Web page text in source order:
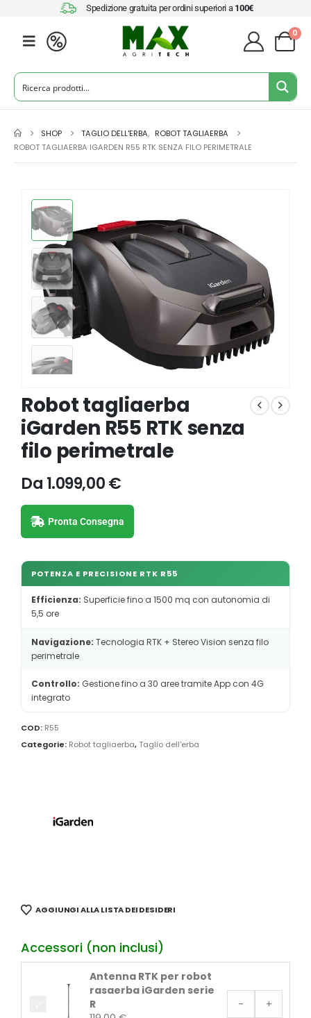
Spedizione gratuita per ordini superiori a 100€
0
SHOP TAGLIO DELL'ERBA, ROBOT TAGLIAERBA
ROBOT TAGLIAERBA IGARDEN R55 RTK SENZA FILO PERIMETRALE
Robot tagliaerba
iGarden R55 RTK senza
filo perimetrale
Da 1.099,00€
Pronta Consegna
POTENZA E PRECISIONE RTK R55
Efficienza: Superficie fino a 1500 mq con autonomia di
5,5 ore
Navigazione: Tecnologia RTK + Stereo Vision senza filo
perimetrale
Controllo: Gestione fino a 30 aree tramite App con 4G
integrato
COD: R55
Categorie: Robot tagliaerba,Taglio dell'erba
AGGIUNGI ALLA LISTA DEI DESIDERI
Accessori (non inclusi)
Antenna RTK per robot
rasaerba iGarden serie
R
- +